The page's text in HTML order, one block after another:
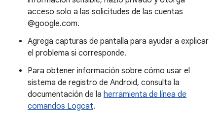
acceso solo a las solicitudes de las cuentas
@google.com.
Agrega capturas de pantalla para ayudar a explicar
el problema si corresponde.
Para obtener información sobre cómo usar el
sistema de registro de Android, consulta la
documentación de la herramienta de línea de
comandos Logcat.